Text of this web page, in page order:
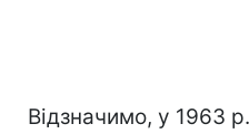
Відзначимо, у 1963